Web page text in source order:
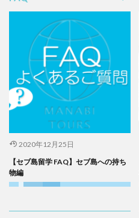
2020年12月25日
【セブ島留学 FAQ】セブ島への持ち
物編